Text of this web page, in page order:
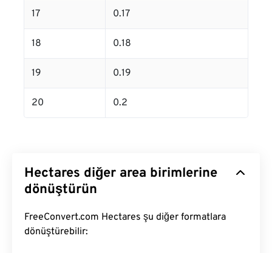
17 0.17
18 0.18
19 0.19
20 0.2
Hectares diğer area birimlerine
dönüştürün
FreeConvert.com Hectares şu diğer formatlara
dönüştürebilir: